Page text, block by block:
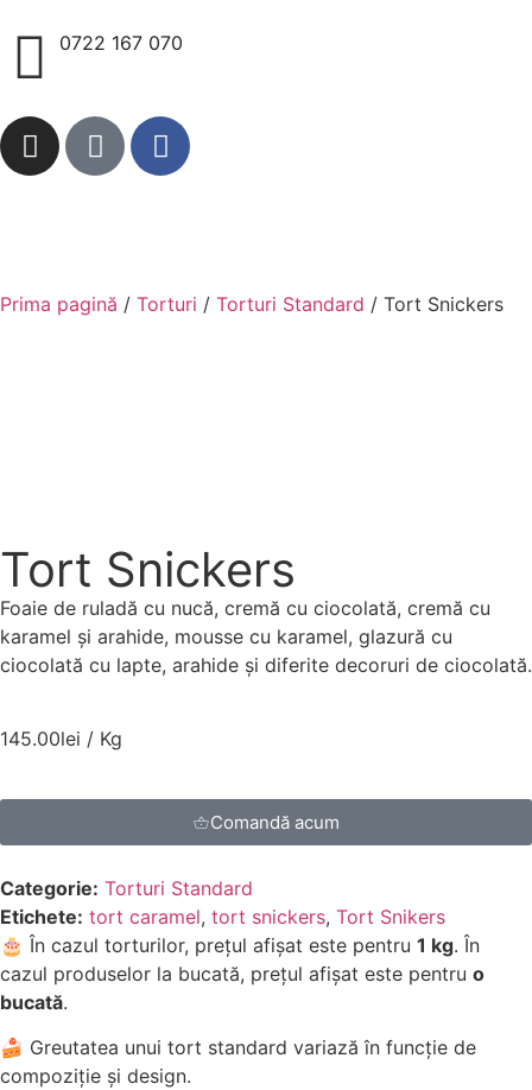
0722 167 070
Prima pagină / Torturi / Torturi Standard / Tort Snickers
Tort Snickers
Foaie de ruladă cu nucă, cremă cu ciocolată, cremă cu
karamel și arahide, mousse cu karamel, glazură cu
ciocolată cu lapte, arahide și diferite decoruri de ciocolată.
145.00lei / Kg
Comandă acum
Categorie: Torturi Standard
Etichete: tort caramel, tort snickers, Tort Snikers
🎂 În cazul torturilor, prețul afișat este pentru 1 kg. În
cazul produselor la bucată, prețul afișat este pentru o
bucată.
🍰 Greutatea unui tort standard variază în funcție de
compoziție și design.